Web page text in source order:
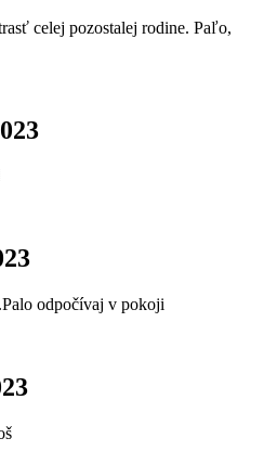
celej pozostalej rodine. Paľo,
odpočívaj v pokoji